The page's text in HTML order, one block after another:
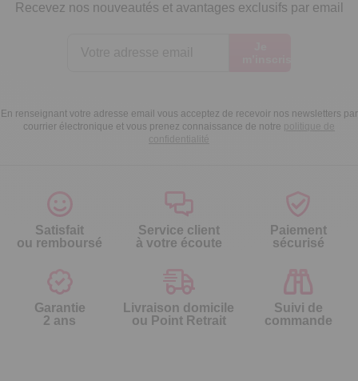
Recevez nos nouveautés et avantages exclusifs par email
En renseignant votre adresse email vous acceptez de recevoir nos newsletters par
courrier électronique et vous prenez connaissance de notre politique de
confidentialité
Satisfait
ou remboursé
Service client
à votre écoute
Paiement
sécurisé
Garantie
2 ans
Livraison domicile
ou Point Retrait
Suivi de
commande